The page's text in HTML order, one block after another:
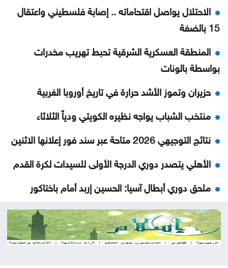
الاحتلال يواصل اقتحاماته .. إصابة فلسطيني واعتقال
15 بالضفة
المنطقة العسكرية الشرقية تحبط تهريب مخدرات
بواسطة بالونات
حزيران وتموز الأشد حرارة في تاريخ أوروبا الغربية
منتخب الشباب يواجه نظيره الكويتي ودياً الثلاثاء
نتائج التوجيهي 2026 متاحة عبر سند فور إعلانها الاثنين
الأهلي يتصدر دوري الدرجة الأولى للسيدات لكرة القدم
ملحق دوري أبطال آسيا: الحسين إربد أمام باختاكور
الذهب يتراجع عن أعلى مستوى في 7 أسابيع